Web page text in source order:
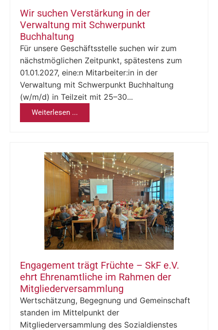
Wir suchen Verstärkung in der
Verwaltung mit Schwerpunkt
Buchhaltung
Für unsere Geschäftsstelle suchen wir zum
nächstmöglichen Zeitpunkt, spätestens zum
01.01.2027, eine:n Mitarbeiter:in in der
Verwaltung mit Schwerpunkt Buchhaltung
(w/m/d) in Teilzeit mit 25–30...
Weiterlesen ...
Engagement trägt Früchte – SkF e.V.
ehrt Ehrenamtliche im Rahmen der
Mitgliederversammlung
Wertschätzung, Begegnung und Gemeinschaft
standen im Mittelpunkt der
Mitgliederversammlung des Sozialdienstes